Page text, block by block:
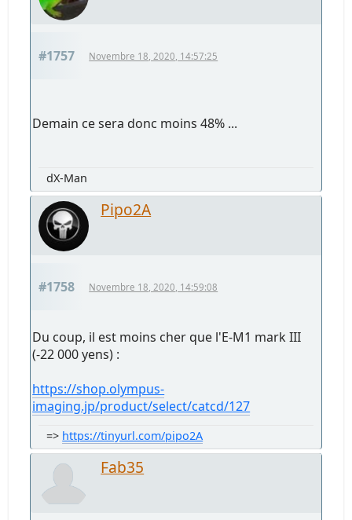
#1757 Novembre 18, 2020, 14:57:25
Demain ce sera donc moins 48% ...
dX-Man
Pipo2A
#1758 Novembre 18, 2020, 14:59:08
Du coup, il est moins cher que l'E-M1 mark III
(-22 000 yens) :
https://shop.olympus-
imaging.jp/product/select/catcd/127
=> https://tinyurl.com/pipo2A
Fab35